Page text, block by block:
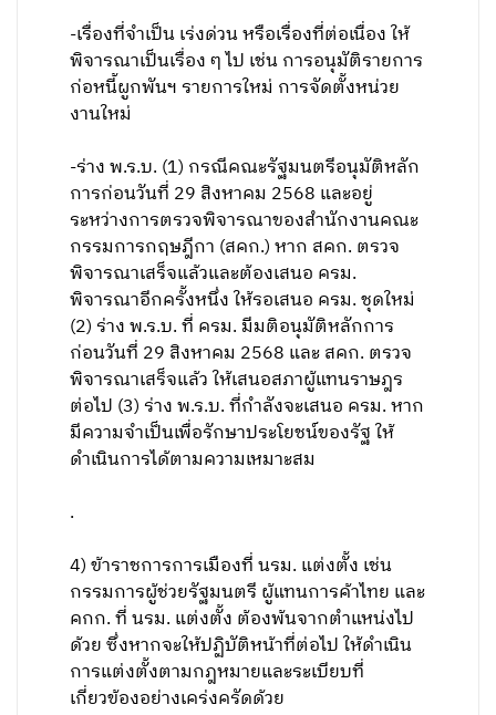
-เรื่องที่จำเป็น เร่งด่วน หรือเรื่องที่ต่อเนื่อง ให้
พิจารณาเป็นเรื่อง ๆ ไป เช่น การอนุมัติรายการ
ก่อหนี้ผูกพันฯ รายการใหม่ การจัดตั้งหน่วย
งานใหม่
-ร่าง พ.ร.บ. (1) กรณีคณะรัฐมนตรีอนุมัติหลัก
การก่อนวันที่ 29 สิงหาคม 2568 และอยู่
ระหว่างการตรวจพิจารณาของสำนักงานคณะ
กรรมการกฤษฎีกา (สคก.) หาก สคก. ตรวจ
พิจารณาเสร็จแล้วและต้องเสนอ ครม.
พิจารณาอีกครั้งหนึ่ง ให้รอเสนอ ครม. ชุดใหม่
(2) ร่าง พ.ร.บ. ที่ ครม. มีมติอนุมัติหลักการ
ก่อนวันที่ 29 สิงหาคม 2568 และ สคก. ตรวจ
พิจารณาเสร็จแล้ว ให้เสนอสภาผู้แทนราษฎร
ต่อไป (3) ร่าง พ.ร.บ. ที่กำลังจะเสนอ ครม. หาก
มีความจำเป็นเพื่อรักษาประโยชน์ของรัฐ ให้
ดำเนินการได้ตามความเหมาะสม
.
4) ข้าราชการการเมืองที่ นรม. แต่งตั้ง เช่น
กรรมการผู้ช่วยรัฐมนตรี ผู้แทนการค้าไทย และ
คกก. ที่ นรม. แต่งตั้ง ต้องพ้นจากตำแหน่งไป
ด้วย ซึ่งหากจะให้ปฏิบัติหน้าที่ต่อไป ให้ดำเนิน
การแต่งตั้งตามกฎหมายและระเบียบที่
เกี่ยวข้องอย่างเคร่งครัดด้วย